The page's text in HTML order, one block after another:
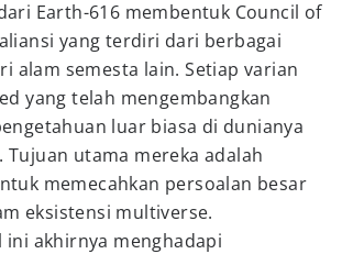
Earth-616 membentuk Council of
yang terdiri dari berbagai
alam semesta lain. Setiap varian
yang telah mengembangkan
luar biasa di dunianya
Tujuan utama mereka adalah
memecahkan persoalan besar
eksistensi multiverse.
ini akhirnya menghadapi